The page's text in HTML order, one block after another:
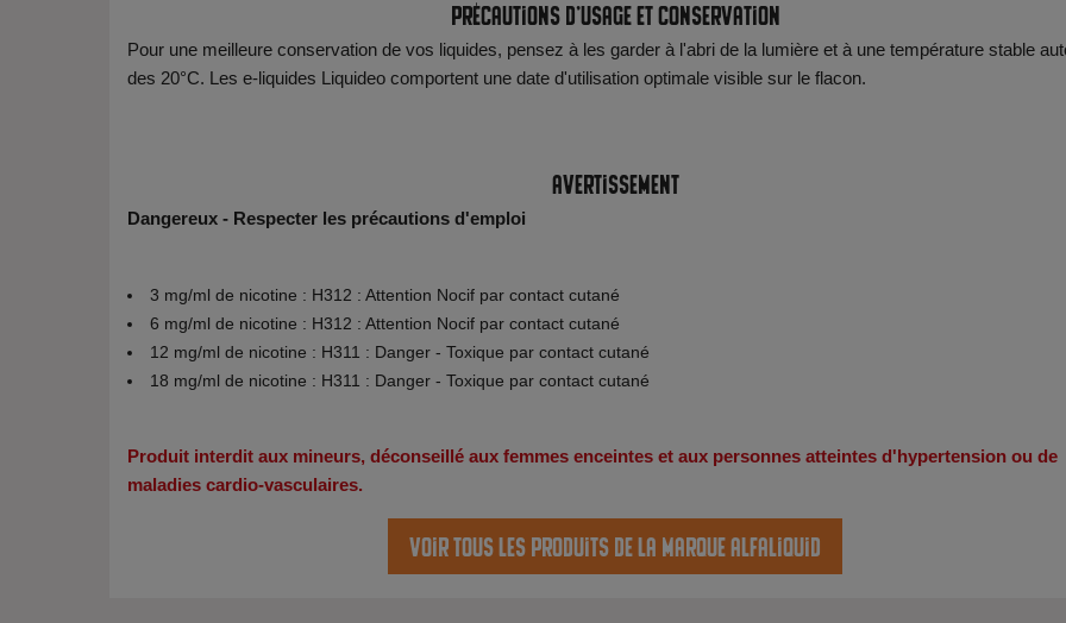
Précautions d'usage et conservation
Pour une meilleure conservation de vos liquides, pensez à les garder à l'abri de la lumière et à une température stable
des 20°C. Les e-liquides Liquideo comportent une date d'utilisation optimale visible sur le flacon.
Avertissement
Dangereux - Respecter les précautions d'emploi
3 mg/ml de nicotine : H312 : Attention Nocif par contact cutané
6 mg/ml de nicotine : H312 : Attention Nocif par contact cutané
12 mg/ml de nicotine : H311 : Danger - Toxique par contact cutané
18 mg/ml de nicotine : H311 : Danger - Toxique par contact cutané
Produit interdit aux mineurs, déconseillé aux femmes enceintes et aux personnes atteintes d'hypertension ou de
maladies cardio-vasculaires.
Voir tous les produits de la marque Alfaliquid